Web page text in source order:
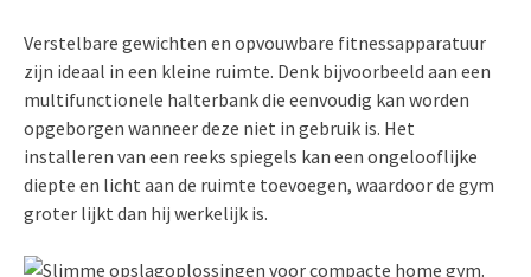
Verstelbare gewichten en opvouwbare fitnessapparatuur
zijn ideaal in een kleine ruimte. Denk bijvoorbeeld aan een
multifunctionele halterbank die eenvoudig kan worden
opgeborgen wanneer deze niet in gebruik is. Het
installeren van een reeks spiegels kan een ongelooflijke
diepte en licht aan de ruimte toevoegen, waardoor de gym
groter lijkt dan hij werkelijk is.